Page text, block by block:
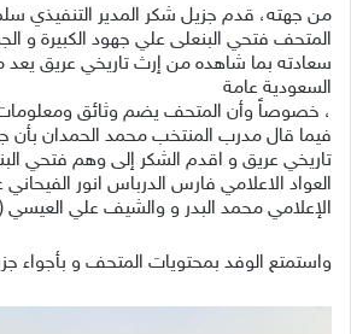
من جهته، قدم جزيل شكر المدير التنفيذي
المتحف فتحي البنعلى علي جهود الكبيرة و
سعادته بما شاهده من إرث تاريخي عريق يعد
السعودية عامة
، خصوصاً وأن المتحف يضم وثائق
فيما قال مدرب المنتخب محمد الحمدان بأن
تاريخي عريق و اقدم الشكر إلى وهم فتحي
العواد الاعلامي فارس الدرباس انور
الإعلامي محمد البدر و والشيف علي العيسي
واستمتع الوفد بمحتويات المتحف و بأجواء